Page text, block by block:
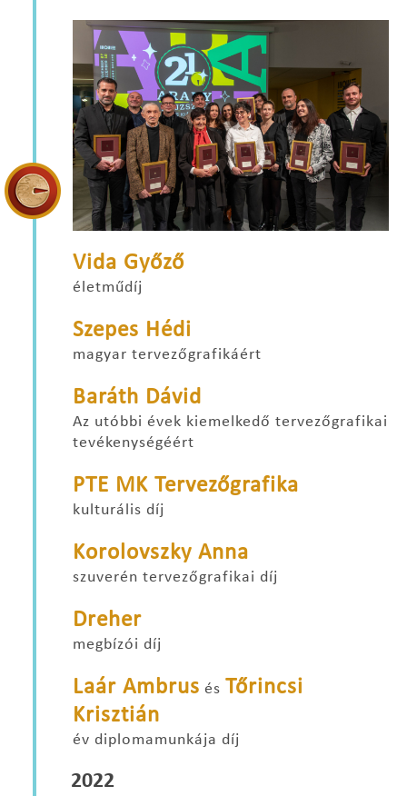
Vida Győző
életműdíj
Szepes Hédi
magyar tervezőgrafikáért
Baráth Dávid
Az utóbbi évek kiemelkedő tervezőgrafikai
tevékenységéért
PTE MK Tervezőgrafika
kulturális díj
Korolovszky Anna
szuverén tervezőgrafikai díj
Dreher
megbízói díj
Laár Ambrus és Tőrincsi
Krisztián
év diplomamunkája díj
2022